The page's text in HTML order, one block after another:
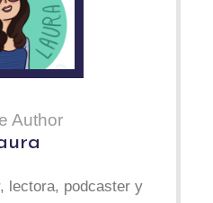
Author
lectora, podcaster y